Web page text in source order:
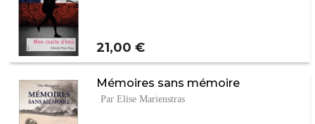
Prix
21,00 €
Mémoires sans mémoire
Par Elise Marienstras